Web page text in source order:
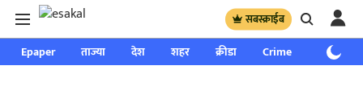
सबस्क्राईब
Epaper ताज्या देश शहर क्रीडा Crime साप्ताहिक